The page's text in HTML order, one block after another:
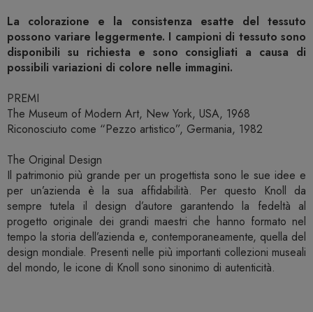
La colorazione e la consistenza esatte del tessuto
possono variare leggermente. I campioni di tessuto sono
disponibili su richiesta e sono consigliati a causa di
possibili variazioni di colore nelle immagini.
PREMI
The Museum of Modern Art, New York, USA, 1968
Riconosciuto come “Pezzo artistico”, Germania, 1982
The Original Design
Il patrimonio più grande per un progettista sono le sue idee e
per un’azienda è la sua affidabilità. Per questo Knoll da
sempre tutela il design d’autore garantendo la fedeltà al
progetto originale dei grandi maestri che hanno formato nel
tempo la storia dell’azienda e, contemporaneamente, quella del
design mondiale. Presenti nelle più importanti collezioni museali
del mondo, le icone di Knoll sono sinonimo di autenticità.